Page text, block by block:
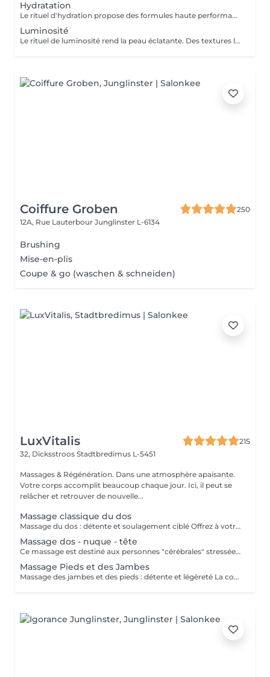
Hydratation
Le rituel d'hydration propose des formules haute performance qui s'attaquent stratégiquement à tous les paramètres de la déshydratation. Ciblés, ils améliorent le manteau hydrolipidique, la teneur en NMF est le ciment intercellulaire.
Luminosité
Le rituel de luminosité rend la peau éclatante. Des textures légères et fraïches affinent le grain de peau pour une peau qui brille de santé et de pureté - une beauté éclatante.
Coiffure Groben
250
12A, Rue Lauterbour Junglinster L-6134
Brushing
Mise-en-plis
Coupe & go (waschen & schneiden)
LuxVitalis
215
32, Dicksstroos Stadtbredimus L-5451
Massages & Régénération. Dans une atmosphère apaisante.
Votre corps accomplit beaucoup chaque jour. Ici, il peut se
relâcher et retrouver de nouvelle...
Massage classique du dos
Massage du dos : détente et soulagement ciblé Offrez à votre dos une véritable pause : des gestes de massage relaxants et efficaces détendent, étirent et tonifient les zones sensibles au niveau lombaire, thoracique et cervical ainsi que les muscles pectoraux. Douleurs, tensions musculaires et blocages peuvent être soulagés, tandis que la circulation sanguine est stimulée.
Massage dos - nuque - tête
Ce massage est destiné aux personnes "cérébrales" stressées. Des techniques de préhension spéciales de la mobilisation de la colonne cervicale garantissent un apaisement des pensées. Un remède contre les tensions de stress, les douleurs au cou, les étourdissements, les problèmes de posture, les maux de tête et l'épuisement.
Massage Pieds et des Jambes
Massage des jambes et des pieds : détente et légèreté La combinaison massage des jambes et des pieds procure une détente profonde et libératrice. Les muscles tendus ou fatigués après le sport ou la randonnée sont assouplis, les points de tension relâchés et la circulation sanguine stimulée. Offrez à vos jambes fatiguées ce moment de bien-être réparateur.